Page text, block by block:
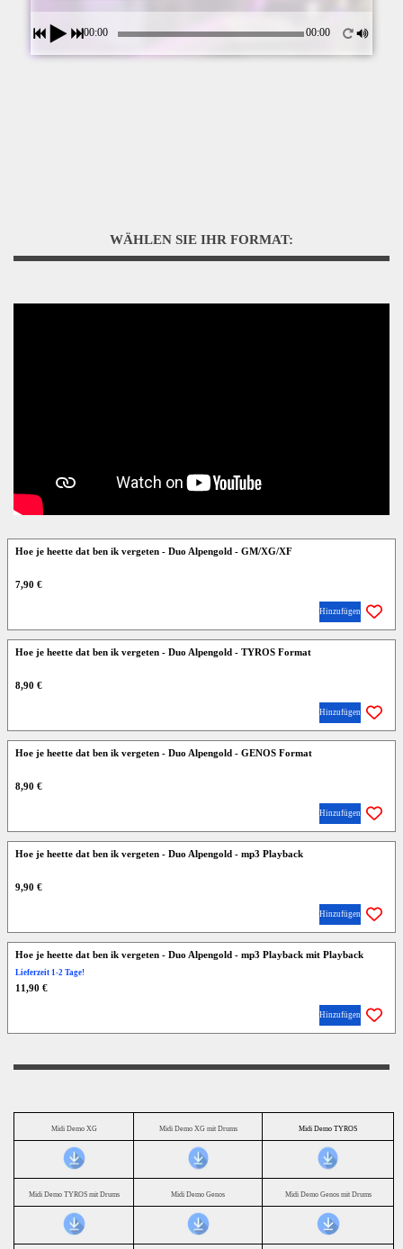
00:00 00:00
WÄHLEN SIE IHR FORMAT:
Hoe je heette dat ben ik vergeten - Duo Alpengold - GM/XG/XF
7,90 €
Hinzufügen
Hoe je heette dat ben ik vergeten - Duo Alpengold - TYROS Format
8,90 €
Hinzufügen
Hoe je heette dat ben ik vergeten - Duo Alpengold - GENOS Format
8,90 €
Hinzufügen
Hoe je heette dat ben ik vergeten - Duo Alpengold - mp3 Playback
9,90 €
Hinzufügen
Hoe je heette dat ben ik vergeten - Duo Alpengold - mp3 Playback mit Playback
Lieferzeit 1-2 Tage!
11,90 €
Hinzufügen
Midi Demo XG Midi Demo XG mit Drums Midi Demo TYROS
Midi Demo TYROS mit Drums Midi Demo Genos Midi Demo Genos mit Drums